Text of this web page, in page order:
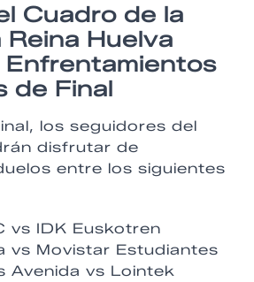
Cuadro de la
Huelva
de Final
los seguidores del
disfrutar de
entre los siguientes
vs IDK Euskotren
vs Movistar Estudiantes
Avenida vs Lointek